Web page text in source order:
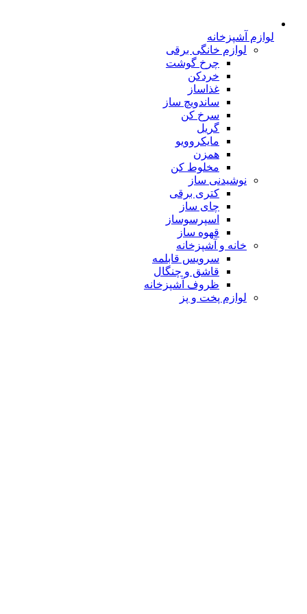
لوازم آشپزخانه
لوازم خانگی برقی
چرخ گوشت
خردکن
غذاساز
ساندویچ ساز
سرخ کن
گریل
مایکروویو
همزن
مخلوط کن
نوشیدنی ساز
کتری برقی
چای ساز
اسپرسوساز
قهوه ساز
خانه و آشپزخانه
سرویس قابلمه
قاشق و چنگال
ظروف آشپزخانه
لوازم پخت و پز